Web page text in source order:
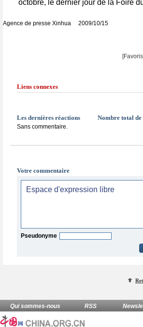
octobre, le dernier jour de la Foire
Agence de presse Xinhua 2009/10/15
Liens connexes
Les dernières réactions Nombre total de
Sans commentaire.
Votre commentaire
Pseudonyme